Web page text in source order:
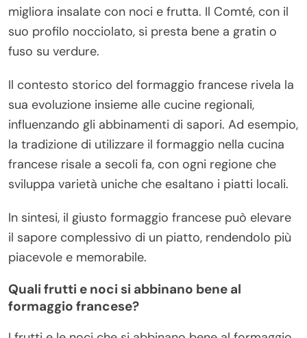
migliora insalate con noci e frutta. Il Comté, con il
suo profilo nocciolato, si presta bene a gratin o
fuso su verdure.
Il contesto storico del formaggio francese rivela la
sua evoluzione insieme alle cucine regionali,
influenzando gli abbinamenti di sapori. Ad esempio,
la tradizione di utilizzare il formaggio nella cucina
francese risale a secoli fa, con ogni regione che
sviluppa varietà uniche che esaltano i piatti locali.
In sintesi, il giusto formaggio francese può elevare
il sapore complessivo di un piatto, rendendolo più
piacevole e memorabile.
Quali frutti e noci si abbinano bene al
formaggio francese?